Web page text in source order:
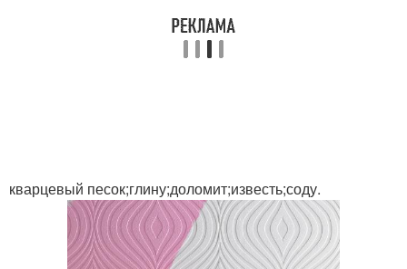
кварцевый песок;глину;доломит;известь;соду.